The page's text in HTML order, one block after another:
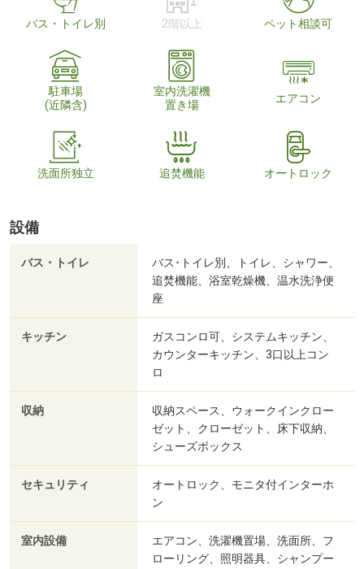
バス・トイレ別 2階以上 ペット相談可
駐車場
(近隣含)
室内洗濯機
置き場
エアコン
洗面所独立 追焚機能 オートロック
設備
バス・トイレ
バス･トイレ別、トイレ、シャワー、
追焚機能、浴室乾燥機、温水洗浄便
座
キッチン
ガスコンロ可、システムキッチン、
カウンターキッチン、3口以上コン
ロ
収納
収納スペース、ウォークインクロー
ゼット、クローゼット、床下収納、
シューズボックス
セキュリティ
オートロック、モニタ付インターホ
ン
室内設備
エアコン、洗濯機置場、洗面所、フ
ローリング、照明器具、シャンプー